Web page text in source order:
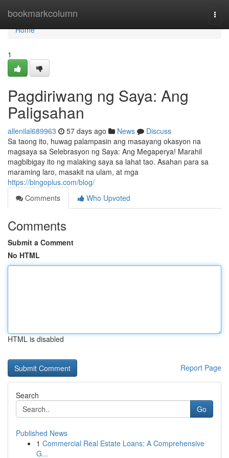
bookmarkcolumn
Home
Home
1
Pagdiriwang ng Saya: Ang
Paligsahan
allenilal689963 57 days ago News
Discuss
Sa taong ito, huwag palampasin ang masayang okasyon na
magsaya sa Selebrasyon ng Saya: Ang Megaperya! Marahil
magbibigay ito ng malaking saya sa lahat tao. Asahan para sa
maraming laro, masakit na ulam, at mga
https://bingoplus.com/blog/
Comments
Who Upvoted
Comments
Submit a Comment
No HTML
HTML is disabled
Report Page
Search
Go
Published News
1 Commercial Real Estate Loans: A Comprehensive
G...